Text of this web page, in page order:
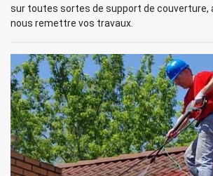
sur toutes sortes de support de couverture,
nous remettre vos travaux.